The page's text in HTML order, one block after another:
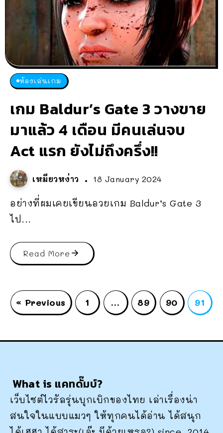
ห้องเล่นเกม
เกม Baldur’s Gate 3 วางขาย
มาแล้ว 4 เดือน มีคนเล่นจบ
Act แรก ยังไม่ถึงครึ่ง!!
เหมียวหง่าว 18 January 2024
อย่างที่ผมเคยเขียนอวยเกม Baldur’s Gate 3
ไป...
Read More
« Previous 1 … 89 90 91
What is แคทดั๊มบ์?
เว็บไซต์ไวรัลรุ่นบุกเบิกของไทย เล่าเรื่องน่า
สนใจในแบบแมวๆ ให้ทุกคนได้อ่าน ได้สนุก